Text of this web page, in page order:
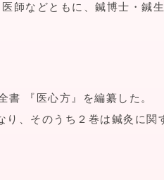
師などともに、鍼博士・鍼
『医心方』を編纂した。
、そのうち２巻は鍼灸に関